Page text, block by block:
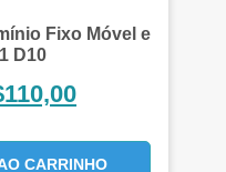
Fixo Móvel e
D10
110,00
CARRINHO